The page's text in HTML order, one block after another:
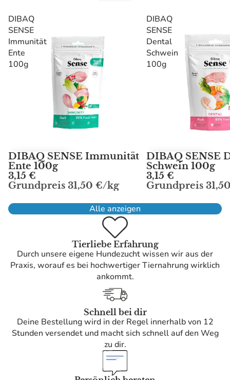
DIBAQ
SENSE
Immunität
Ente
100g
DIBAQ SENSE Immunität
Ente 100g
3,15 €
Grundpreis 31,50 €/kg
DIBAQ
SENSE
Dental
Schwein
100g
DIBAQ SENSE
Schwein 100g
3,15 €
Grundpreis
Alle anzeigen
Tierliebe Erfahrung
Durch unsere eigene Hundezucht wissen wir aus der
Praxis, worauf es bei hochwertiger Tiernahrung wirklich
ankommt.
Schnell bei dir
Deine Bestellung wird in der Regel innerhalb von 12
Stunden versendet und macht sich schnell auf den Weg
zu dir.